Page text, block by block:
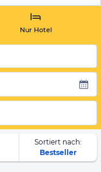
Nur Hotel
Sortiert nach:
Bestseller